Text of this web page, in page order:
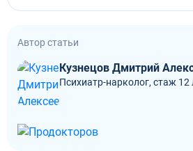
Автор статьи
Кузнецов Дмитрий
Психиатр-нарколог, стаж 12